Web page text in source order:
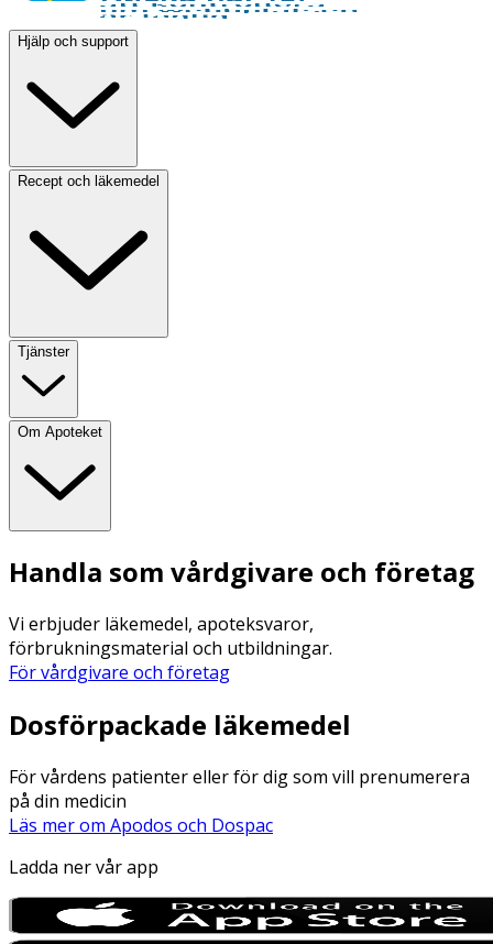
Hjälp och support
Recept och läkemedel
Tjänster
Om Apoteket
Handla som vårdgivare och företag
Vi erbjuder läkemedel, apoteksvaror,
förbrukningsmaterial och utbildningar.
För vårdgivare och företag
Dosförpackade läkemedel
För vårdens patienter eller för dig som vill prenumerera
på din medicin
Läs mer om Apodos och Dospac
Ladda ner vår app